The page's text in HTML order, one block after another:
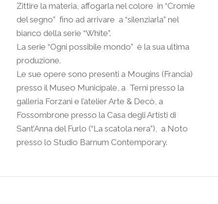
Zittire la materia, affogarla nel colore in “Cromie
del segno” fino ad arrivare a “silenziarla” nel
bianco della serie “White”.
La serie “Ogni possibile mondo” è la sua ultima
produzione.
Le sue opere sono presenti a Mougins (Francia)
presso il Museo Municipale, a Terni presso la
galleria Forzani e l’atelier Arte & Decò, a
Fossombrone presso la Casa degli Artisti di
Sant’Anna del Furlo (“La scatola nera”),
a Noto
presso lo Studio Barnum Contemporary.